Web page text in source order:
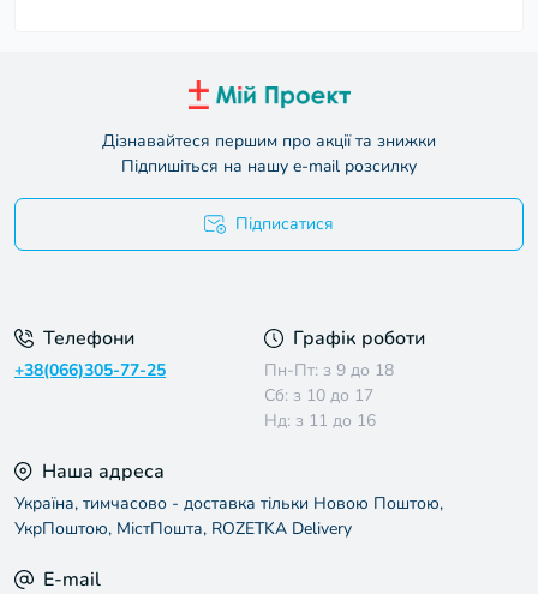
Дізнавайтеся першим про акції та знижки
Підпишіться на нашу e-mail розсилку
Підписатися
Телефони
+38(066)305-77-25
Графік роботи
Пн-Пт: з 9 до 18
Сб: з 10 до 17
Нд: з 11 до 16
Наша адреса
Україна, тимчасово - доставка тільки Новою Поштою,
УкрПоштою, МістПошта, ROZETKA Delivery
E-mail